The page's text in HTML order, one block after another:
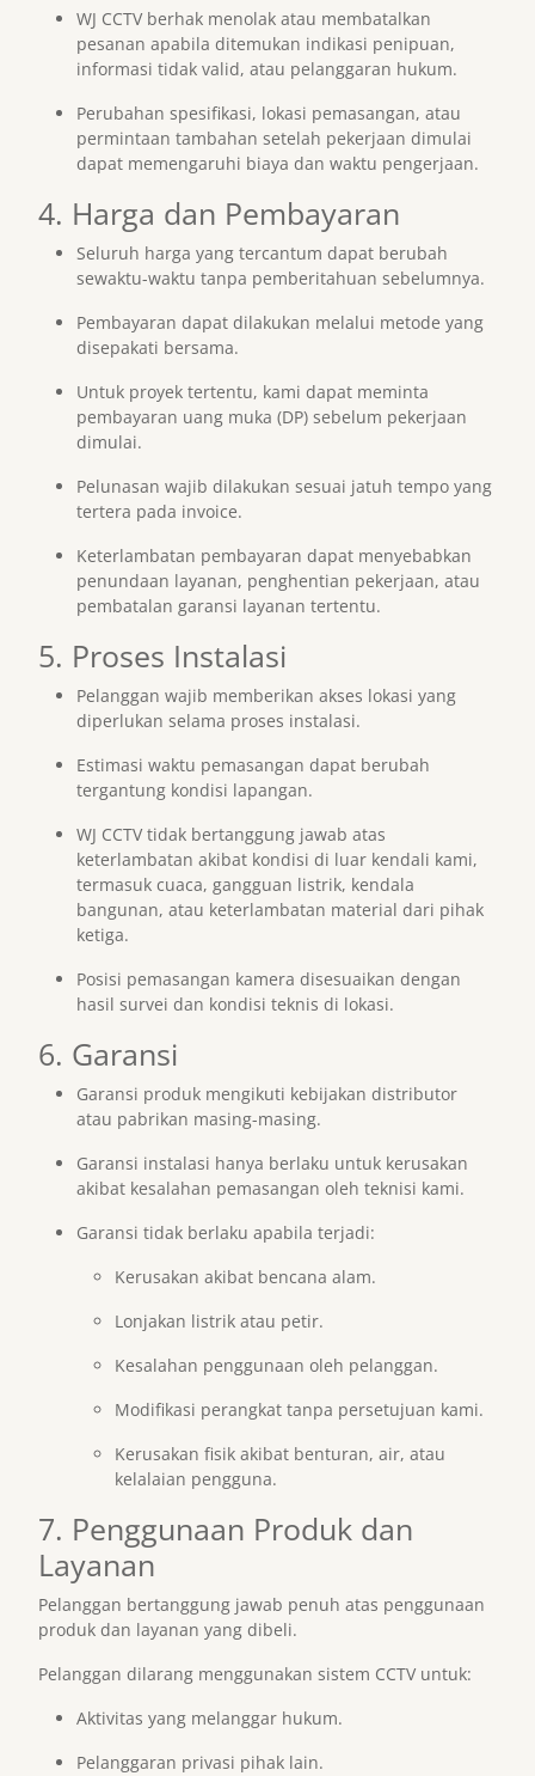
WJ CCTV berhak menolak atau membatalkan
pesanan apabila ditemukan indikasi penipuan,
informasi tidak valid, atau pelanggaran hukum.
Perubahan spesifikasi, lokasi pemasangan, atau
permintaan tambahan setelah pekerjaan dimulai
dapat memengaruhi biaya dan waktu pengerjaan.
4. Harga dan Pembayaran
Seluruh harga yang tercantum dapat berubah
sewaktu-waktu tanpa pemberitahuan sebelumnya.
Pembayaran dapat dilakukan melalui metode yang
disepakati bersama.
Untuk proyek tertentu, kami dapat meminta
pembayaran uang muka (DP) sebelum pekerjaan
dimulai.
Pelunasan wajib dilakukan sesuai jatuh tempo yang
tertera pada invoice.
Keterlambatan pembayaran dapat menyebabkan
penundaan layanan, penghentian pekerjaan, atau
pembatalan garansi layanan tertentu.
5. Proses Instalasi
Pelanggan wajib memberikan akses lokasi yang
diperlukan selama proses instalasi.
Estimasi waktu pemasangan dapat berubah
tergantung kondisi lapangan.
WJ CCTV tidak bertanggung jawab atas
keterlambatan akibat kondisi di luar kendali kami,
termasuk cuaca, gangguan listrik, kendala
bangunan, atau keterlambatan material dari pihak
ketiga.
Posisi pemasangan kamera disesuaikan dengan
hasil survei dan kondisi teknis di lokasi.
6. Garansi
Garansi produk mengikuti kebijakan distributor
atau pabrikan masing-masing.
Garansi instalasi hanya berlaku untuk kerusakan
akibat kesalahan pemasangan oleh teknisi kami.
Garansi tidak berlaku apabila terjadi:
Kerusakan akibat bencana alam.
Lonjakan listrik atau petir.
Kesalahan penggunaan oleh pelanggan.
Modifikasi perangkat tanpa persetujuan kami.
Kerusakan fisik akibat benturan, air, atau
kelalaian pengguna.
7. Penggunaan Produk dan
Layanan
Pelanggan bertanggung jawab penuh atas penggunaan
produk dan layanan yang dibeli.
Pelanggan dilarang menggunakan sistem CCTV untuk:
Aktivitas yang melanggar hukum.
Pelanggaran privasi pihak lain.